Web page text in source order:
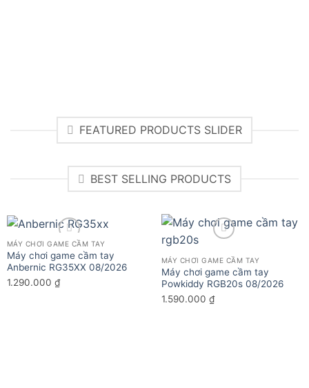
FEATURED PRODUCTS SLIDER
BEST SELLING PRODUCTS
Add to wishlist
MÁY CHƠI GAME CẦM TAY
Máy chơi game cầm tay
Anbernic RG35XX 08/2026
1.290.000 ₫
Add to wishlist
MÁY CHƠI GAME CẦM TAY
Máy chơi game cầm tay
Powkiddy RGB20s 08/2026
1.590.000 ₫